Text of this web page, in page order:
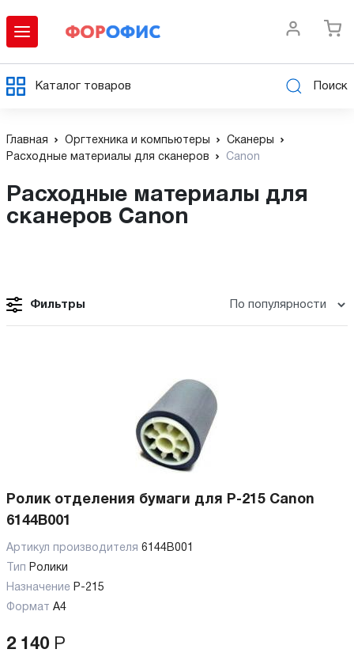
Каталог товаров Поиск
Главная Оргтехника и компьютеры
Сканеры
Расходные материалы для сканеров
Canon
Расходные материалы для
сканеров Canon
Фильтры
Ролик отделения бумаги для P-215 Canon
6144B001
Артикул производителя 6144B001
Тип Ролики
Назначение P-215
Формат А4
2 140 Р